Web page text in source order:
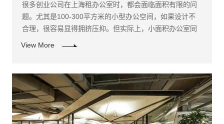
很多创业公司在上海租办公室时，都会面临面积有限的问
题。尤其是100-300平方米的小型办公空间，如果设计不
合理，很容易显得拥挤压抑。但实际上，小面积办公室同
View More